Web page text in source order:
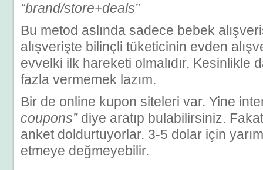
“brand/store+deals”
Bu metod aslında sadece bebek
alışverişte bilinçli tüketicinin evden
evvelki ilk hareketi olmalıdır. Kesinlikle
fazla vermemek lazım.
Bir de online kupon siteleri var. Yine
coupons”diye aratıp bulabilirsiniz.
anket doldurtuyorlar. 3-5 dolar için
etmeye değmeyebilir.